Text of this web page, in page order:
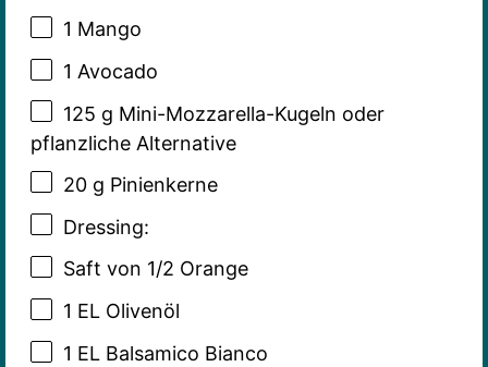
1 Mango
1 Avocado
125 g Mini-Mozzarella-Kugeln oder
pflanzliche Alternative
20 g Pinienkerne
Dressing:
Saft von 1/2 Orange
1 EL Olivenöl
1 EL Balsamico Bianco